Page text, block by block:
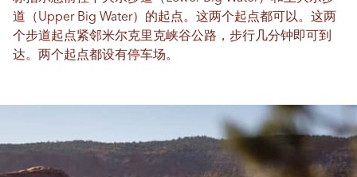
道（Upper Big Water）的起点。这两个起点都可以。这两
个步道起点紧邻米尔克里克峡谷公路，步行几分钟即可到
达。两个起点都设有停车场。